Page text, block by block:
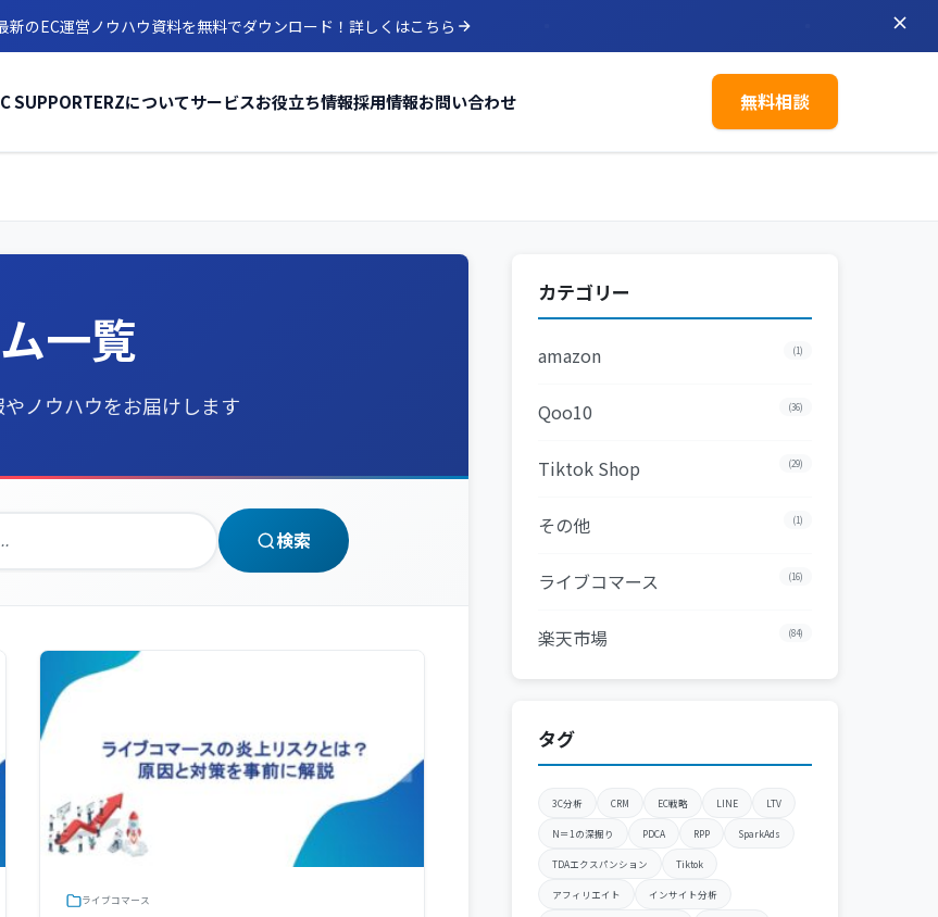
新のEC運営ノウハウ資料を無料でダウンロード！ 詳しくはこちら
SUPPORTERZについてサービスお役立ち情報採用情報お問い合わせ 無料相談
一覧
ノウハウをお届けします
検索
ライブコマース
カテゴリー
amazon (1)
Qoo10 (36)
Tiktok Shop (29)
その他 (1)
ライブコマース (16)
楽天市場 (84)
タグ
3C分析 CRM EC戦略 LINE LTV
N＝1の深掘り PDCA RPP SparkAds
TDAエクスパンション Tiktok
アフィリエイト インサイト分析